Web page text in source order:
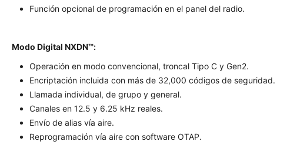
Función opcional de programación en el panel del radio.
Modo Digital NXDN™:
Operación en modo convencional, troncal Tipo C y Gen2.
Encriptación incluida con más de 32,000 códigos de seguridad.
Llamada individual, de grupo y general.
Canales en 12.5 y 6.25 kHz reales.
Envío de alias vía aire.
Reprogramación vía aire con software OTAP.